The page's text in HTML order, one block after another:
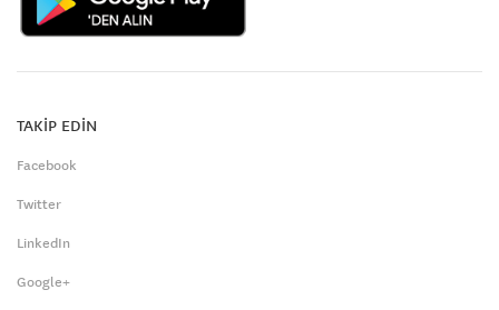
TAKİP EDİN
Facebook
Twitter
LinkedIn
Google+